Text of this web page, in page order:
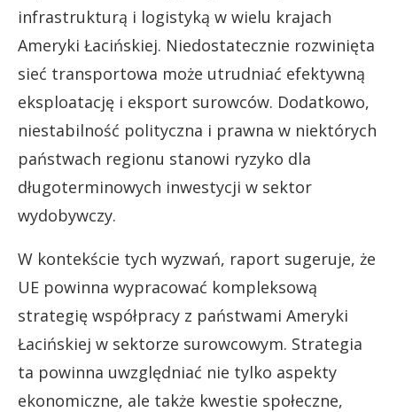
infrastrukturą i logistyką w wielu krajach
Ameryki Łacińskiej. Niedostatecznie rozwinięta
sieć transportowa może utrudniać efektywną
eksploatację i eksport surowców. Dodatkowo,
niestabilność polityczna i prawna w niektórych
państwach regionu stanowi ryzyko dla
długoterminowych inwestycji w sektor
wydobywczy.
W kontekście tych wyzwań, raport sugeruje, że
UE powinna wypracować kompleksową
strategię współpracy z państwami Ameryki
Łacińskiej w sektorze surowcowym. Strategia
ta powinna uwzględniać nie tylko aspekty
ekonomiczne, ale także kwestie społeczne,